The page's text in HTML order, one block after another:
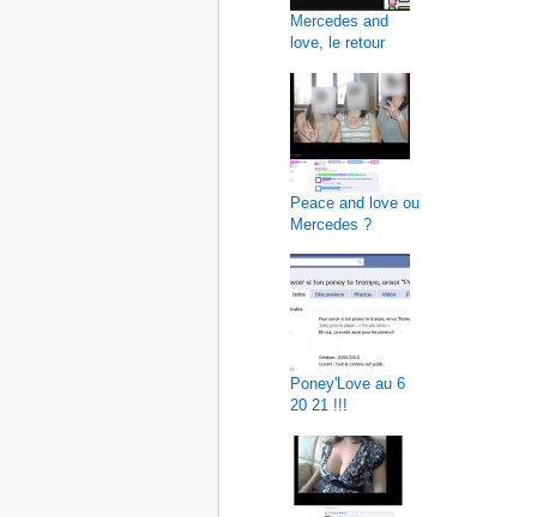
Mercedes and
love, le retour
Peace and love ou
Mercedes ?
Poney'Love au 6
20 21 !!!